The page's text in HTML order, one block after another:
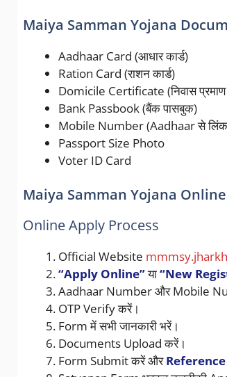
Maiya Samman Yojana
Aadhaar Card (आधार कार्ड)
Ration Card (राशन कार्ड)
Domicile Certificate (निवास
Bank Passbook (बैंक पासबुक)
Mobile Number (Aadhaar से
Passport Size Photo
Voter ID Card
Maiya Samman Yojana
Online Apply Process
Official Website
“Apply Online”या“New
Aadhaar Number और Mobile
OTP Verify करें।
Form में सभी जानकारी भरें।
Documents Upload करें।
Form Submit करें और